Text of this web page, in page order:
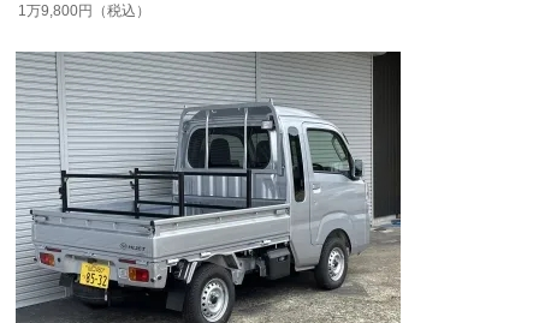
1万9,800円（税込）